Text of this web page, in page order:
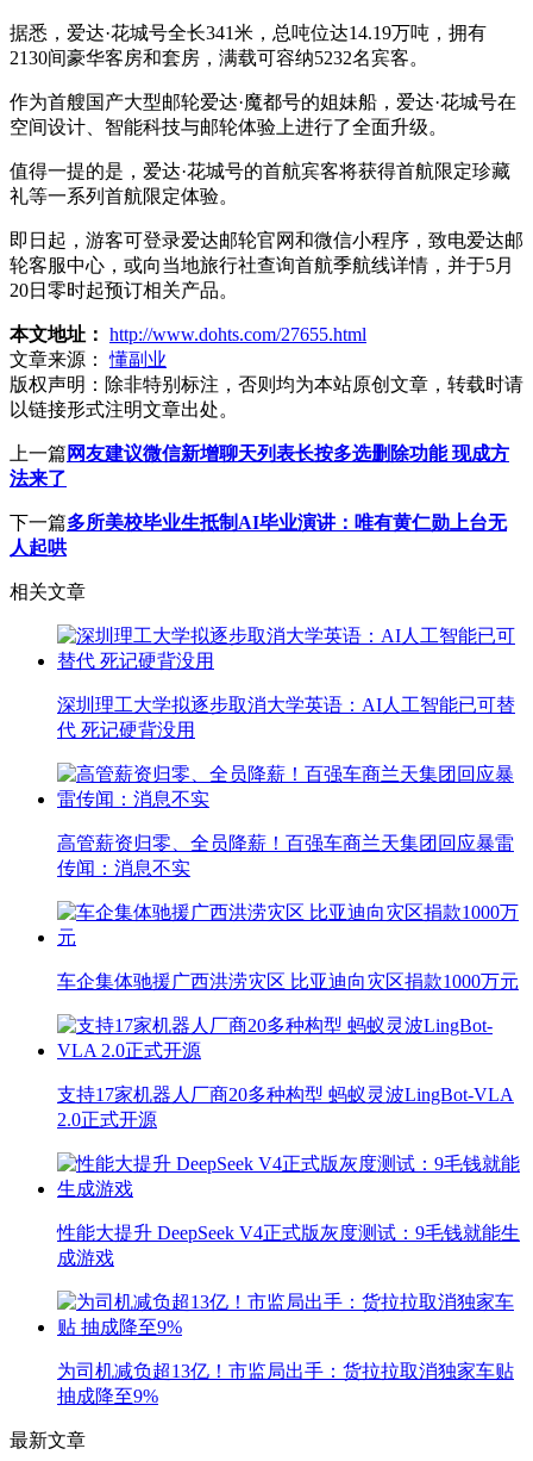
据悉，爱达·花城号全长341米，总吨位达14.19万吨，拥有
2130间豪华客房和套房，满载可容纳5232名宾客。
作为首艘国产大型邮轮爱达·魔都号的姐妹船，爱达·花城号在
空间设计、智能科技与邮轮体验上进行了全面升级。
值得一提的是，爱达·花城号的首航宾客将获得首航限定珍藏
礼等一系列首航限定体验。
即日起，游客可登录爱达邮轮官网和微信小程序，致电爱达邮
轮客服中心，或向当地旅行社查询首航季航线详情，并于5月
20日零时起预订相关产品。
本文地址： http://www.dohts.com/27655.html
文章来源：
懂副业
版权声明： 除非特别标注，否则均为本站原创文章，转载时请
以链接形式注明文章出处。
上一篇 网友建议微信新增聊天列表长按多选删除功能 现成方
法来了
下一篇多所美校毕业生抵制AI毕业演讲：唯有黄仁勋上台无
人起哄
相关文章
深圳理工大学拟逐步取消大学英语：AI人工智能已可替
代 死记硬背没用
高管薪资归零、全员降薪！百强车商兰天集团回应暴雷
传闻：消息不实
车企集体驰援广西洪涝灾区 比亚迪向灾区捐款1000万元
支持17家机器人厂商20多种构型 蚂蚁灵波LingBot-VLA
2.0正式开源
性能大提升 DeepSeek V4正式版灰度测试：9毛钱就能生
成游戏
为司机减负超13亿！市监局出手：货拉拉取消独家车贴
抽成降至9%
最新文章